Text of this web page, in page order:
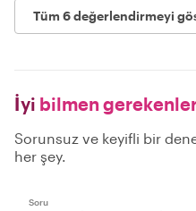
Tüm 6 değerlendirmeyi
İyi bilmen
Sorunsuz ve keyifli bir
her şey.
Soru